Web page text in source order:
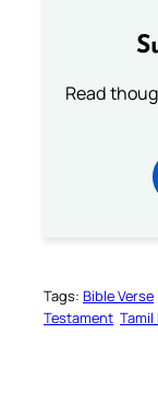
Read
Tags: Bible Verse
Testament Tamil